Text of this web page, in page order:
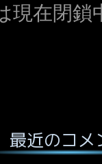
現在閉鎖
最近のコメ